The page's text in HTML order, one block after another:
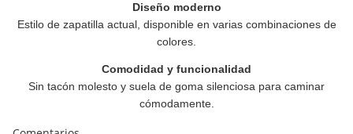
Diseño moderno
Estilo de zapatilla actual, disponible en varias combinaciones de
colores.
Comodidad y funcionalidad
Sin tacón molesto y suela de goma silenciosa para caminar
cómodamente.